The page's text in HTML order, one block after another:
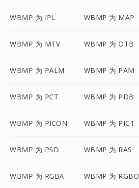
WBMP 为 IPL WBMP 为 MAP
WBMP 为 MTV WBMP 为 OTB
WBMP 为 PALM WBMP 为 PAM
WBMP 为 PCT WBMP 为 PDB
WBMP 为 PICON WBMP 为 PICT
WBMP 为 PSD WBMP 为 RAS
WBMP 为 RGBA WBMP 为 RGBO